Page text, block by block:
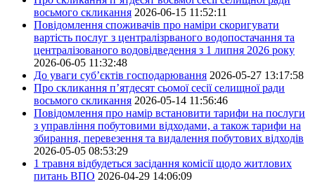
восьмого скликання 2026-06-15 11:52:11
Повідомлення споживачів про наміри скоригувати
вартість послуг з централізрваного водопостачання та
централізованого водовідведення з 1 липня 2026 року
2026-06-05 11:32:48
До уваги суб’єктів господарювання 2026-05-27 13:17:58
Про скликання п’ятдесят сьомої сесії селищної ради
восьмого скликання 2026-05-14 11:56:46
Повідомлення про намір встановити тарифи на послуги
з управління побутовими відходами, а також тарифи на
збирання, перевезення та видалення побутових відходів
2026-05-05 08:53:29
1 травня відбудеться засідання комісії щодо житлових
питань ВПО 2026-04-29 14:06:09